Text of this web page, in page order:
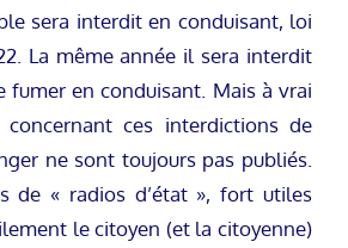
sera interdit en conduisant, loi
La même année il sera interdit
fumer en conduisant. Mais à vrai
ces interdictions de
ne sont toujours pas publiés.
de « radios d’état », fort utiles
le citoyen (et la citoyenne)